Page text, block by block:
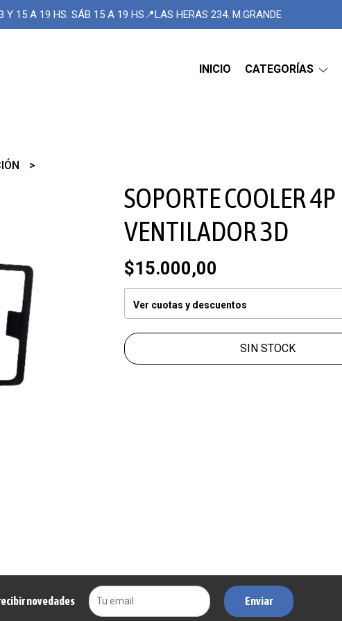
Y 15 A 19 HS. SÁB 15 A 19 HS📍LAS HERAS 234. M.GRANDE
INICIO CATEGORÍAS
SOPORTE COOLER 4P
VENTILADOR 3D
$15.000,00
Ver cuotas y descuentos
SIN STOCK
novedades Enviar